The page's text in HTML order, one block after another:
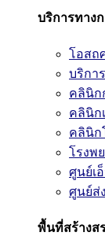
บริการทาง
โอสถ
บริกา
คลินิก
คลินิก
คลินิก
โรงพ
ศูนย์เ
ศูนย์ส่
พื้นที่สร้างส